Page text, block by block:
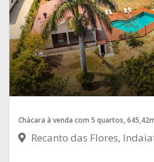
Chácara à venda com 5 quartos,
Recanto das Flores,